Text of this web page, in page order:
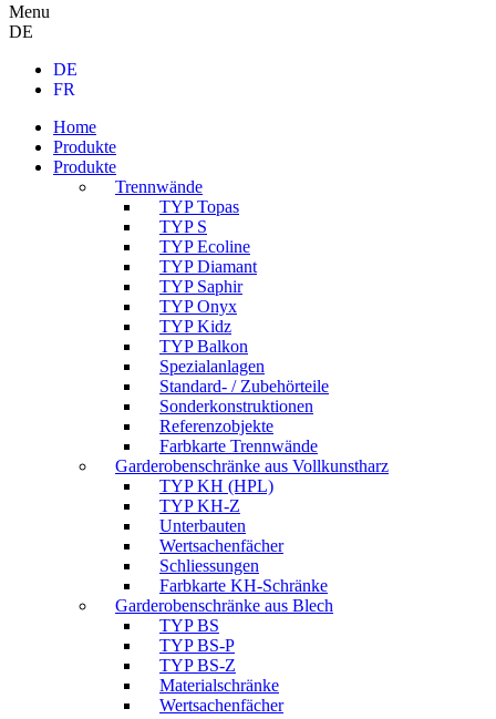
Menu
DE
DE
FR
Home
Produkte
Produkte
Trennwände
TYP Topas
TYP S
TYP Ecoline
TYP Diamant
TYP Saphir
TYP Onyx
TYP Kidz
TYP Balkon
Spezialanlagen
Standard- / Zubehörteile
Sonderkonstruktionen
Referenzobjekte
Farbkarte Trennwände
Garderobenschränke aus Vollkunstharz
TYP KH (HPL)
TYP KH-Z
Unterbauten
Wertsachenfächer
Schliessungen
Farbkarte KH-Schränke
Garderobenschränke aus Blech
TYP BS
TYP BS-P
TYP BS-Z
Materialschränke
Wertsachenfächer